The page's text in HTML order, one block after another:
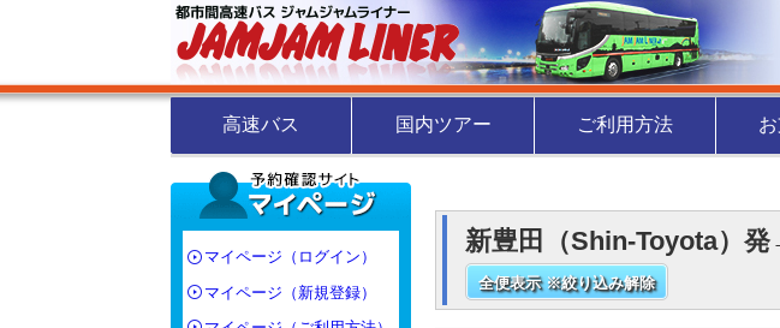
高速バス 国内ツアー ご利用方法
新豊田（Shin-Toyota）
全便表示 ※絞り込み解除
マイページ（ログイン）
マイページ（新規登録）